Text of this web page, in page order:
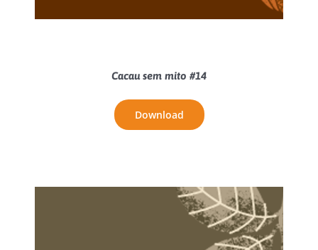
Cacau sem mito #14
Download